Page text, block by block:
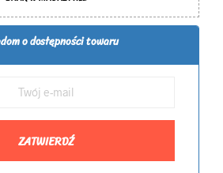
o dostępności towaru